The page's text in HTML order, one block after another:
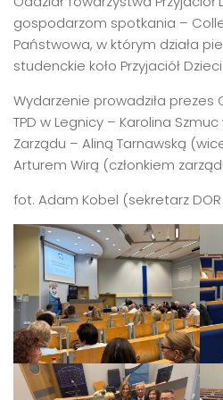
gospodarzom spotkania –
Państwowa, w którym działa
studenckie koło Przyjaciół
Wydarzenie prowadziła prezes
TPD w Legnicy – Karolina
Zarządu – Aliną Tarnawską
Arturem Wirą (członkiem
fot. Adam Kobel (sekretarz DOR